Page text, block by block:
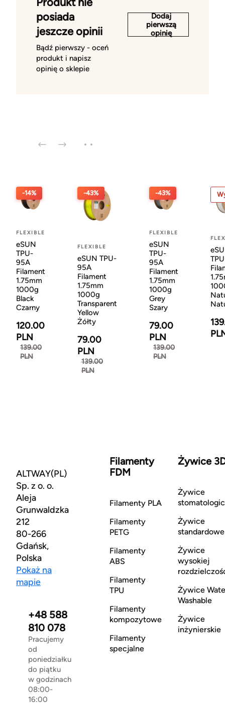
posiada
jeszcze opinii
Bądź pierwszy - oceń
produkt i napisz
opinię o sklepie
Dodaj
pierwszą
opinię
-14%
FLEXIBLE
eSUN
TPU-
95A
Filament
1.75mm
1000g
Black
Czarny
120.00
PLN
139.00
PLN
-43%
FLEXIBLE
eSUN TPU-
95A
Filament
1.75mm
1000g
Transparent
Yellow
Żółty
79.00
PLN
139.00
PLN
-43%
FLEXIBLE
eSUN
TPU-
95A
Filament
1.75mm
1000g
Grey
Szary
79.00
PLN
139.00
PLN
ALTWAY(PL)
Sp. z o. o.
Aleja
Grunwaldzka
212
80-266
Gdańsk,
Polska
Pokaż na
mapie
+48 588
810 078
Pracujemy
od
poniedziałku
do piątku
w godzinach
08:00-
16:00
Filamenty
FDM
Filamenty PLA
Filamenty
PETG
Filamenty
ABS
Filamenty
TPU
Filamenty
kompozytowe
Filamenty
specjalne
Żywice
Żywice
Żywice
standardowe
Żywice
wysokiej
Żywice
Washable
Żywice
inżynierskie